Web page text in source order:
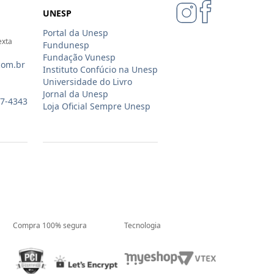
4343
UNESP
Portal da Unesp
Fundunesp
Fundação Vunesp
Instituto Confúcio na Unesp
Universidade do Livro
Jornal da Unesp
Loja Oficial Sempre Unesp
Compra 100% segura Tecnologia